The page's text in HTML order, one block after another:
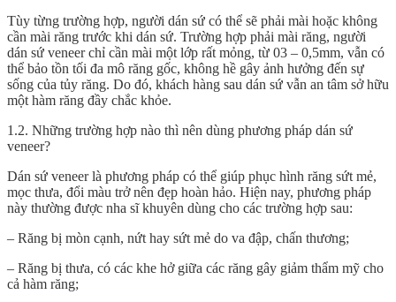
Tùy từng trường hợp, người dán sứ có thể sẽ phải mài hoặc không
cần mài răng trước khi dán sứ. Trường hợp phải mài răng, người
dán sứ veneer chỉ cần mài một lớp rất mỏng, từ 03 – 0,5mm, vẫn có
thể bảo tồn tối đa mô răng gốc, không hề gây ảnh hưởng đến sự
sống của tủy răng. Do đó, khách hàng sau dán sứ vẫn an tâm sở hữu
một hàm răng đầy chắc khỏe.
1.2. Những trường hợp nào thì nên dùng phương pháp dán sứ
veneer?
Dán sứ veneer là phương pháp có thể giúp phục hình răng sứt mẻ,
mọc thưa, đổi màu trở nên đẹp hoàn hảo. Hiện nay, phương pháp
này thường được nha sĩ khuyên dùng cho các trường hợp sau:
– Răng bị mòn cạnh, nứt hay sứt mẻ do va đập, chấn thương;
– Răng bị thưa, có các khe hở giữa các răng gây giảm thẩm mỹ cho
cả hàm răng;